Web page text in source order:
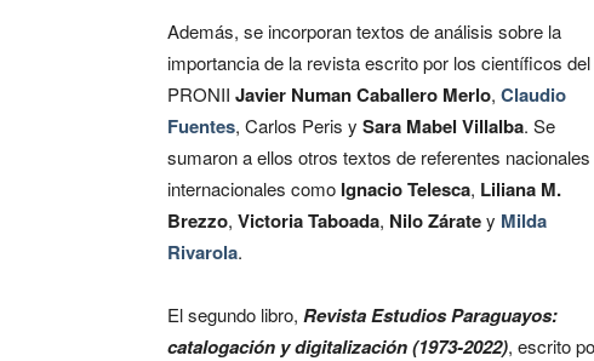
Además, se incorporan textos de análisis sobre la
importancia de la revista escrito por los científicos del
PRONII Javier Numan Caballero Merlo, Claudio
Fuentes, Carlos Peris y Sara Mabel Villalba. Se
sumaron a ellos otros textos de referentes
internacionales como Ignacio Telesca, Liliana M.
Brezzo, Victoria Taboada, Nilo Záratey Milda
Rivarola.
El segundo libro, Revista Estudios Paraguayos:
catalogación y digitalización (1973-2022), escrito